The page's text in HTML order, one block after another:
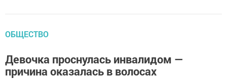
ОБЩЕСТВО
Девочка проснулась инвалидом —
причина оказалась в волосах